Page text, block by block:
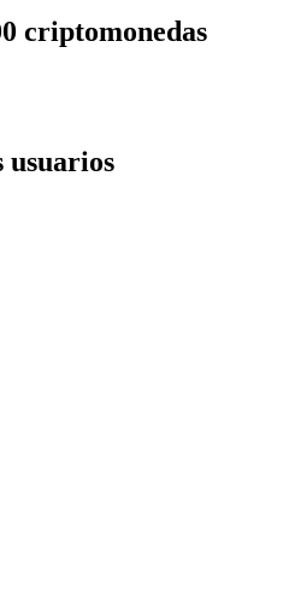
criptomonedas
usuarios